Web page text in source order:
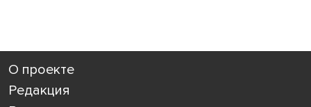
О проекте
Редакция